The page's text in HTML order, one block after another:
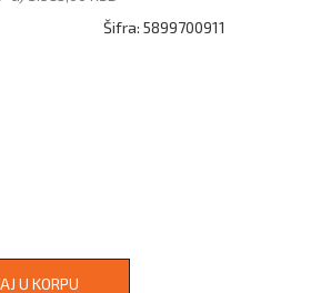
Šifra: 5899700911